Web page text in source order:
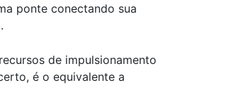
ponte conectando sua
de impulsionamento
é o equivalente a